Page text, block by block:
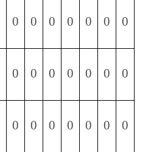
0 0 0 0 0 0 0
0 0 0 0 0 0 0
0 0 0 0 0 0 0